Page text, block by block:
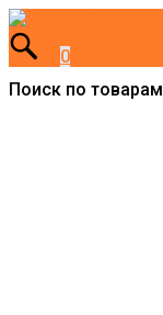
0
Поиск по товарам